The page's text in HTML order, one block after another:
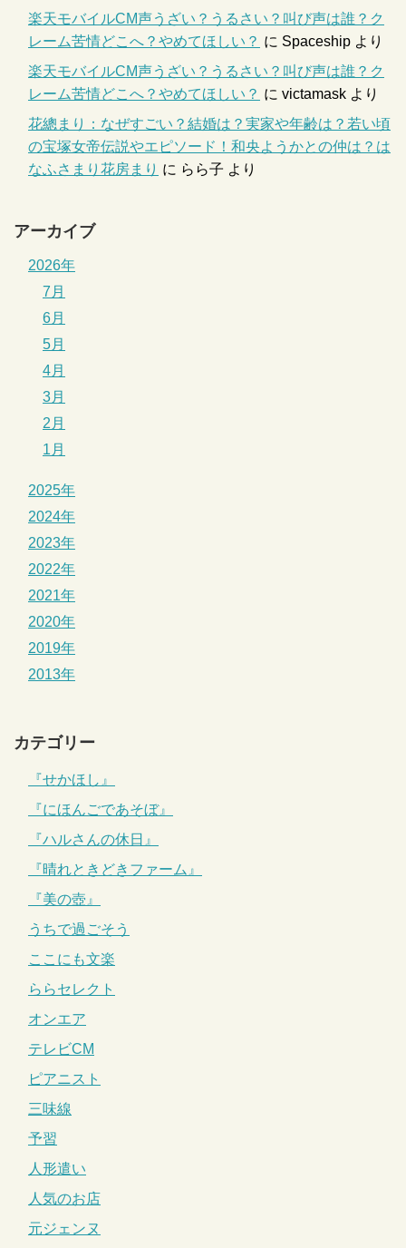
楽天モバイルCM声うざい？うるさい？叫び声は誰？ク
レーム苦情どこへ？やめてほしい？ に Spaceship より
楽天モバイルCM声うざい？うるさい？叫び声は誰？ク
レーム苦情どこへ？やめてほしい？ に victamask より
花總まり：なぜすごい？結婚は？実家や年齢は？若い頃
の宝塚女帝伝説やエピソード！和央ようかとの仲は？は
なふさまり花房まり に らら子 より
アーカイブ
2026年
7月
6月
5月
4月
3月
2月
1月
2025年
2024年
2023年
2022年
2021年
2020年
2019年
2013年
カテゴリー
『せかほし』
『にほんごであそぼ』
『ハルさんの休日』
『晴れときどきファーム』
『美の壺』
うちで過ごそう
ここにも文楽
ららセレクト
オンエア
テレビCM
ピアニスト
三味線
予習
人形遣い
人気のお店
元ジェンヌ